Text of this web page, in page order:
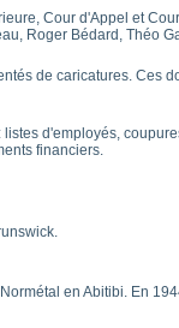
Cour d'Appel et
Roger Bédard, Théo
de caricatures. Ces
d'employés,
financiers.
en Abitibi. En